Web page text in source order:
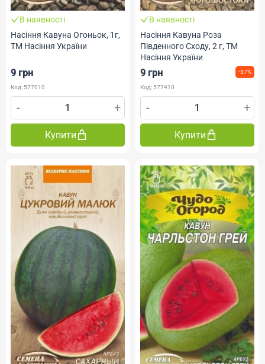
В наявності
Насіння Кавуна Огоньок, 1г,
ТМ Насіння України
9 грн
Код: 577010
- +
Купити
В наявності
Насіння Кавуна Роза
Південного Сходу, 2 г, ТМ
Насіння України
9 грн -37%
Код: 577410
- +
Купити